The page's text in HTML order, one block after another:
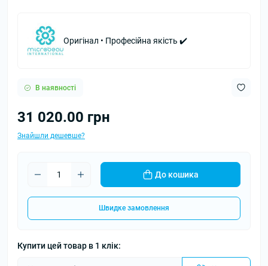
Оригінал • Професійна якість ✔️
В наявності
31 020.00 грн
Знайшли дешевше?
До кошика
Швидке замовлення
Купити цей товар в 1 клік: